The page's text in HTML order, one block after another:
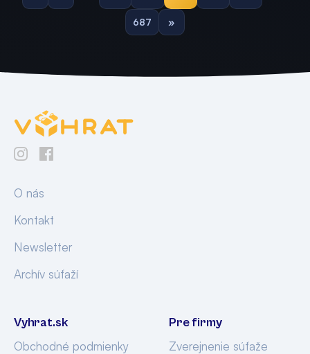
687 »
O nás
Kontakt
Newsletter
Archív súťaží
Vyhrat.sk
Obchodné podmienky
Pre firmy
Zverejnenie súťaže